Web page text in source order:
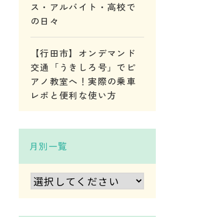
ス・アルバイト・高校で
の日々
【行田市】オンデマンド
交通「うきしろ号」でピ
アノ教室へ！実際の乗車
レポと便利な使い方
月別一覧